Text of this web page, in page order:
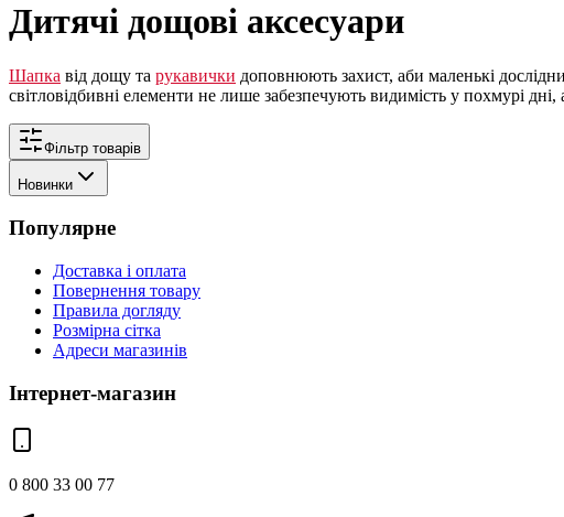
Дитячі дощові аксесуари
Шапка від дощу та рукавички доповнюють захист, аби маленькі
світловідбивні елементи не лише забезпечують видимість у похмурі
Фільтр товарів
Новинки
Популярне
Доставка і оплата
Повернення товару
Правила догляду
Розмірна сітка
Адреси магазинів
Інтернет-магазин
0 800 33 00 77